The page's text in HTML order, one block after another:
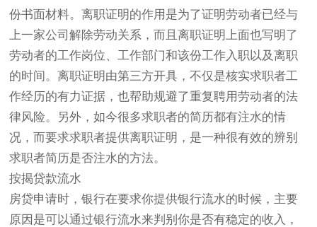
份书面材料。离职证明的作用是为了证明劳动者已经与
上一家公司解除劳动关系，而且离职证明上面也写明了
劳动者的工作岗位、工作部门和该份工作入职以及离职
的时间。离职证明由第三方开具，不仅是核实求职者工
作经历的有力证据，也帮助规避了重复聘用劳动者的法
律风险。另外，如今很多求职者的简历都有注水的情
况，而要求求职者提供离职证明，是一种很有效的辨别
求职者简历是否注水的方法。
按揭贷款流水
房贷申请时，银行在要求你提供银行流水的时候，主要
原因是可以通过银行流水来判别你是否有稳定的收入，